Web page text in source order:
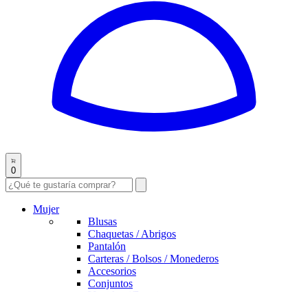
0
Mujer
Blusas
Chaquetas / Abrigos
Pantalón
Carteras / Bolsos / Monederos
Accesorios
Conjuntos